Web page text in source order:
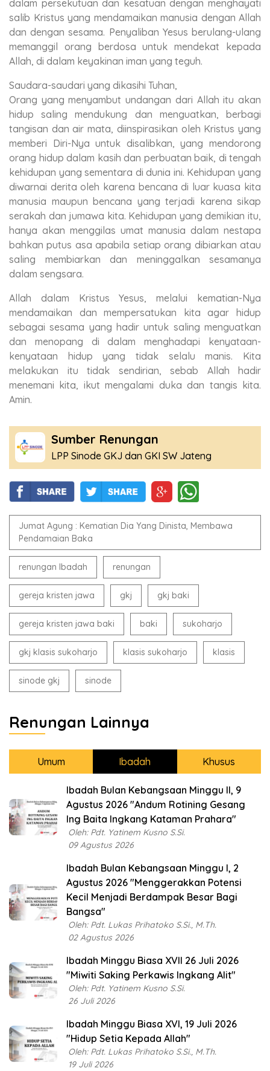
dalam persekutuan dan kesatuan dengan menghayati
salib Kristus yang mendamaikan manusia dengan Allah
dan dengan sesama. Penyaliban Yesus berulang-ulang
memanggil orang berdosa untuk mendekat kepada
Allah, di dalam keyakinan iman yang teguh.
Saudara-saudari yang dikasihi Tuhan,
Orang yang menyambut undangan dari Allah itu akan
hidup saling mendukung dan menguatkan, berbagi
tangisan dan air mata, diinspirasikan oleh Kristus yang
memberi Diri-Nya untuk disalibkan, yang mendorong
orang hidup dalam kasih dan perbuatan baik, di tengah
kehidupan yang sementara di dunia ini. Kehidupan yang
diwarnai derita oleh karena bencana di luar kuasa kita
manusia maupun bencana yang terjadi karena sikap
serakah dan jumawa kita. Kehidupan yang demikian itu,
hanya akan menggilas umat manusia dalam nestapa
bahkan putus asa apabila setiap orang dibiarkan atau
saling membiarkan dan meninggalkan sesamanya
dalam sengsara.
Allah dalam Kristus Yesus, melalui kematian-Nya
mendamaikan dan mempersatukan kita agar hidup
sebagai sesama yang hadir untuk saling menguatkan
dan menopang di dalam menghadapi kenyataan-
kenyataan hidup yang tidak selalu manis. Kita
melakukan itu tidak sendirian, sebab Allah hadir
menemani kita, ikut mengalami duka dan tangis kita.
Amin.
Sumber Renungan
LPP Sinode GKJ dan GKI SW Jateng
Jumat Agung : Kematian Dia Yang Dinista, Membawa
Pendamaian Baka
renungan Ibadah renungan
gereja kristen jawa gkj gkj baki
gereja kristen jawa baki baki sukoharjo
gkj klasis sukoharjo klasis sukoharjo klasis
sinode gkj sinode
Renungan Lainnya
Umum Ibadah Khusus
Ibadah Bulan Kebangsaan Minggu II, 9
Agustus 2026 "Andum Rotining Gesang
Ing Baita Ingkang Kataman Prahara"
Oleh: Pdt. Yatinem Kusno S.Si.
09 Agustus 2026
Ibadah Bulan Kebangsaan Minggu I, 2
Agustus 2026 "Menggerakkan Potensi
Kecil Menjadi Berdampak Besar Bagi
Bangsa"
Oleh: Pdt. Lukas Prihatoko S.Si., M.Th.
02 Agustus 2026
Ibadah Minggu Biasa XVII 26 Juli 2026
"Miwiti Saking Perkawis Ingkang Alit"
Oleh: Pdt. Yatinem Kusno S.Si.
26 Juli 2026
Ibadah Minggu Biasa XVI, 19 Juli 2026
"Hidup Setia Kepada Allah"
Oleh: Pdt. Lukas Prihatoko S.Si., M.Th.
19 Juli 2026